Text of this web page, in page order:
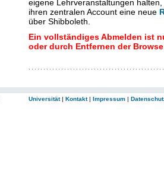
eigene Lehrveranstaltungen
ihren zentralen Account eine neue
über Shibboleth.
Ein vollständiges Abmelden ist
oder durch Entfernen der
Universität| Kontakt| Impressum |